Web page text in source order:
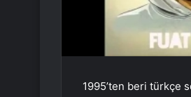
1995’ten beri türkçe